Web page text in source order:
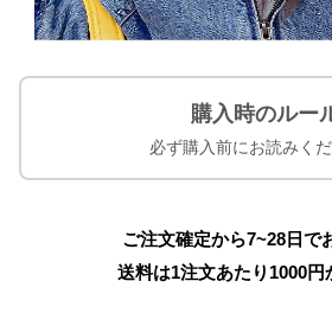
購入時のルー
必ず購入前にお読みくだ
ご注文確定から7~28日で
送料は1注文あたり 1000円